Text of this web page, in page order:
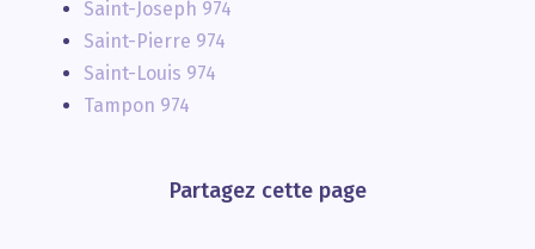
Saint-Joseph 974
Saint-Pierre 974
Saint-Louis 974
Tampon 974